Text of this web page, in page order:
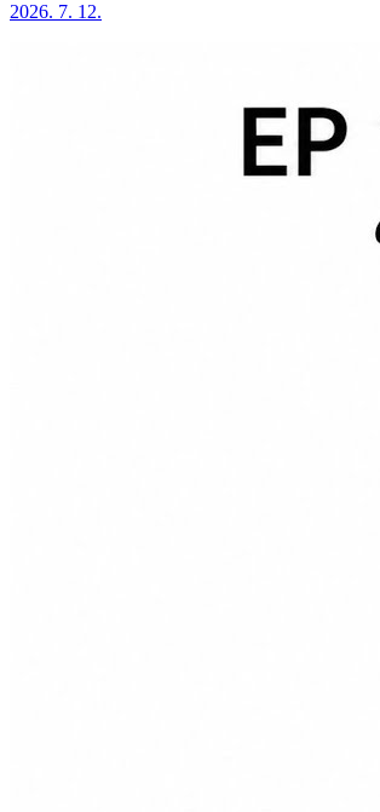
2026. 7. 12.